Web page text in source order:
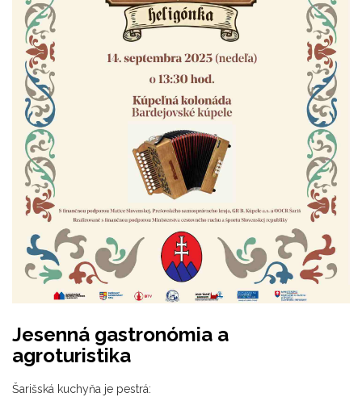
Jesenná gastronómia a
agroturistika
Šarišská kuchyňa je pestrá: